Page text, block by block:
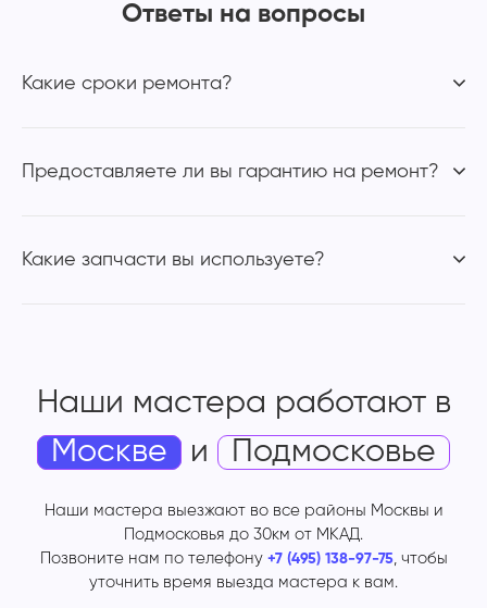
Ответы на вопросы
Какие сроки ремонта?
Предоставляете ли вы гарантию на ремонт?
Какие запчасти вы используете?
Наши мастера работают в
Москве
и Подмосковье
Наши мастера выезжают во все районы Москвы и
Подмосковья до 30км от МКАД.
Позвоните нам по телефону +7 (495) 138-97-75, чтобы
уточнить время выезда мастера к вам.